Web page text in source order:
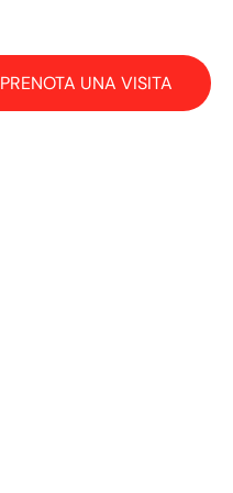
PRENOTA UNA VISITA